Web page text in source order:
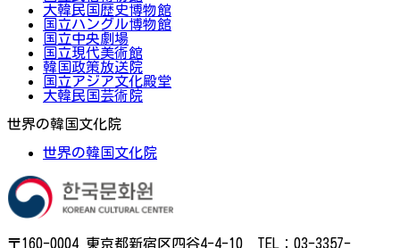
大韓民国歴史博物館
国立ハングル博物館
国立中央劇場
国立現代美術館
韓国政策放送院
国立アジア文化殿堂
大韓民国芸術院
世界の韓国文化院
世界の韓国文化院
〒160-0004 東京都新宿区四谷4-4-10 TEL：03-3357-